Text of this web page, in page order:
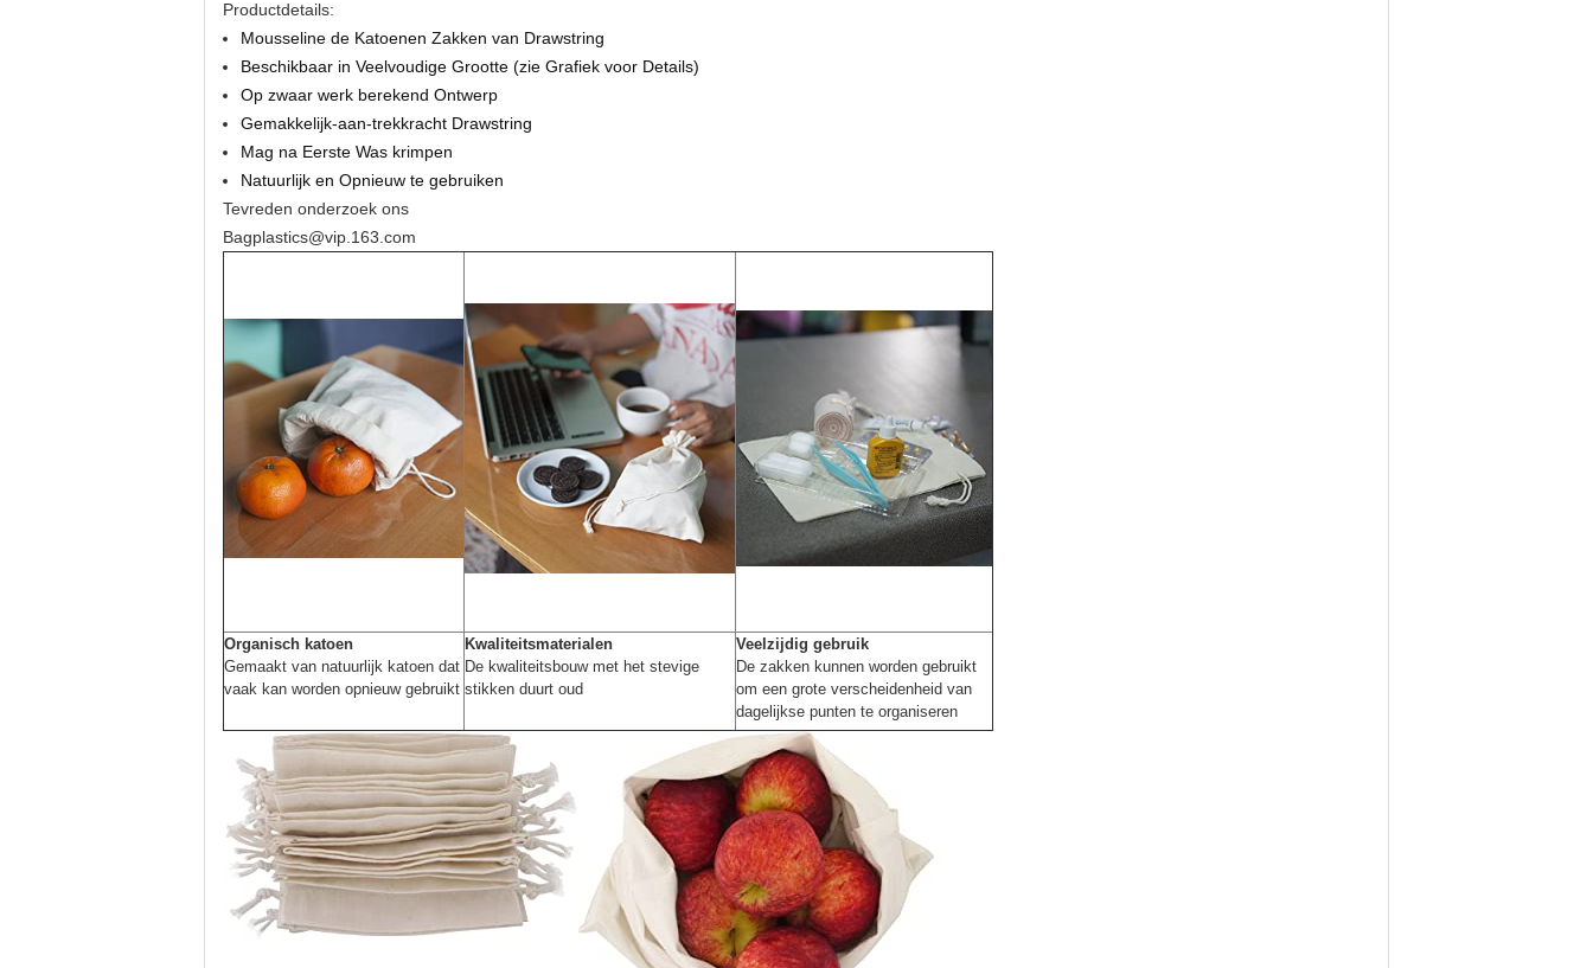
Productdetails:
Mousseline de Katoenen Zakken van Drawstring
Beschikbaar in Veelvoudige Grootte (zie Grafiek voor Details)
Op zwaar werk berekend Ontwerp
Gemakkelijk-aan-trekkracht Drawstring
Mag na Eerste Was krimpen
Natuurlijk en Opnieuw te gebruiken
Tevreden onderzoek ons
Bagplastics@vip.163.com
Organisch katoen
Gemaakt van natuurlijk katoen dat
vaak kan worden opnieuw gebruikt
Kwaliteitsmaterialen
De kwaliteitsbouw met het stevige
stikken duurt oud
Veelzijdig gebruik
De zakken kunnen worden gebruikt
om een grote verscheidenheid van
dagelijkse punten te organiseren